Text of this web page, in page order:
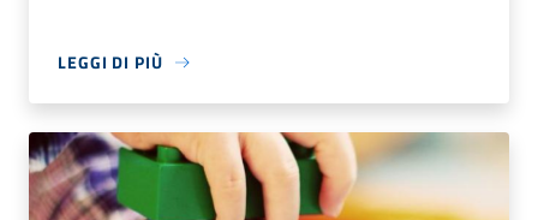
LEGGI DI PIÙ